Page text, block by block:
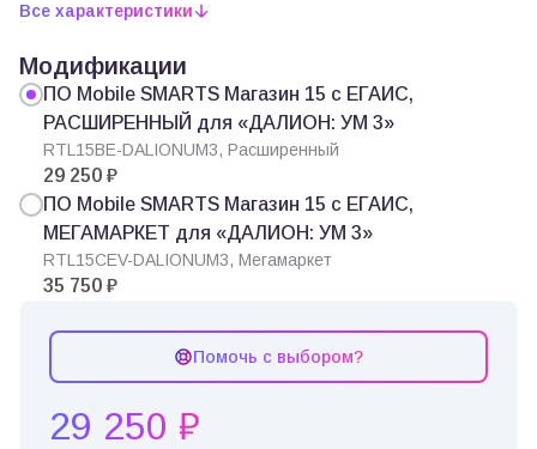
Все характеристики
Модификации
ПО Mobile SMARTS Магазин 15 с ЕГАИС,
РАСШИРЕННЫЙ для «ДАЛИОН: УМ 3»
RTL15BE-DALIONUM3, Расширенный
29 250 ₽
ПО Mobile SMARTS Магазин 15 с ЕГАИС,
МЕГАМАРКЕТ для «ДАЛИОН: УМ 3»
RTL15CEV-DALIONUM3, Мегамаркет
35 750 ₽
Помочь с выбором?
29 250 ₽